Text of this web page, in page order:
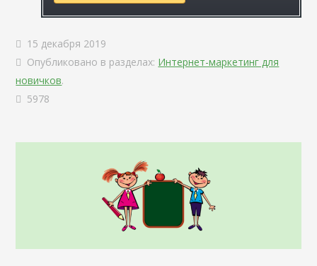
15 декабря 2019
Опубликовано в разделах: Интернет-маркетинг для
новичков.
5978